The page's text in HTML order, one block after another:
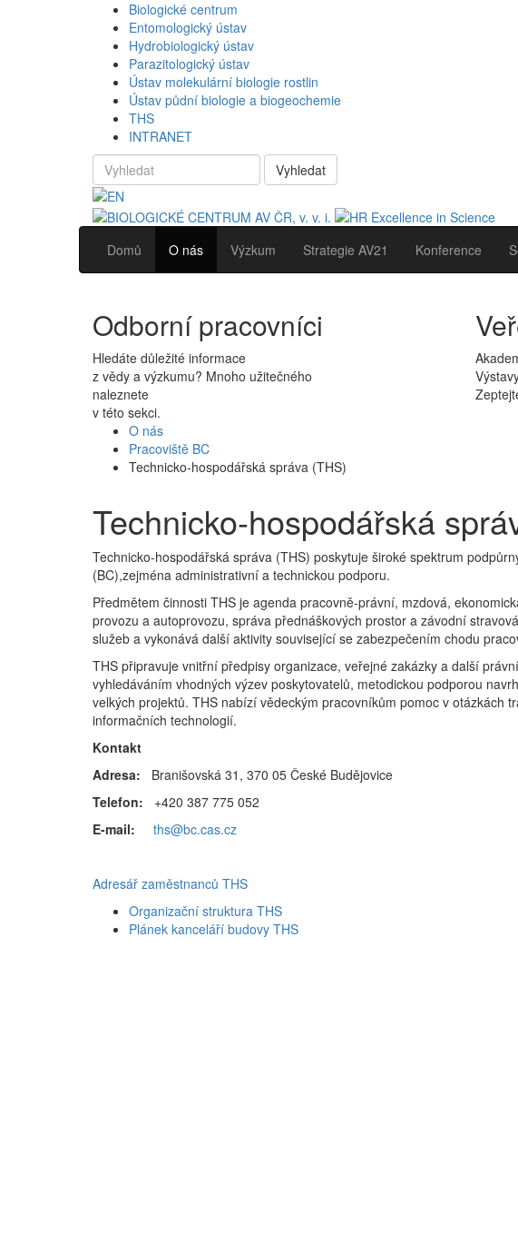
Biologické centrum
Entomologický ústav
Hydrobiologický ústav
Parazitologický ústav
Ústav molekulární biologie rostlin
Ústav půdní biologie a biogeochemie
THS
INTRANET
Vyhledat
Domů O nás Výzkum Strategie AV21 Konference
Odborní pracovníci
Hledáte důležité informace
z vědy a výzkumu? Mnoho užitečného
naleznete
v této sekci.
O nás
Pracoviště BC
Technicko-hospodářská správa (THS)
Technicko-hospodářská
Technicko-hospodářská správa (THS) poskytuje široké spektrum
(BC),zejména administrativní a technickou podporu.
Předmětem činnosti THS je agenda pracovně-právní, mzdová,
provozu a autoprovozu, správa přednáškových prostor a závodní
služeb a vykonává další aktivity související se zabezpečením chodu
THS připravuje vnitřní předpisy organizace, veřejné zakázky a další
vyhledáváním vhodných výzev poskytovatelů, metodickou podporou
velkých projektů. THS nabízí vědeckým pracovníkům pomoc v otázkách
informačních technologií.
Kontakt
Adresa: Branišovská 31, 370 05 České Budějovice
Telefon:
+420 387 775 052
E-mail: ths@bc.cas.cz
Adresář zaměstnanců THS
Organizační struktura THS
Plánek kanceláří budovy THS